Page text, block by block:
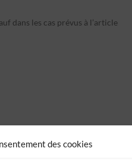
des cookies
dans les cas prévus à l’article